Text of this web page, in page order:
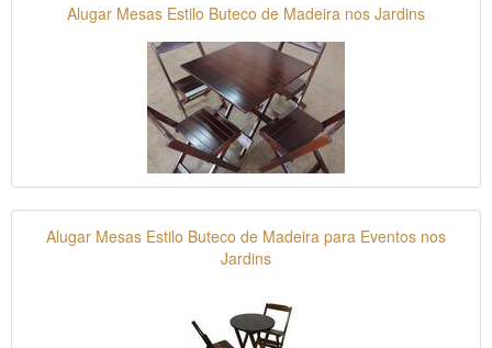
Alugar Mesas Estilo Buteco de Madeira nos Jardins
Alugar Mesas Estilo Buteco de Madeira para Eventos nos
Jardins